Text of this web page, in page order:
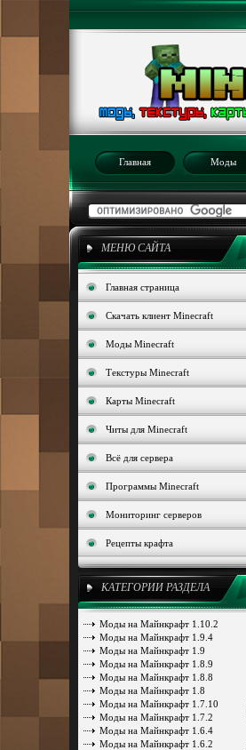
Главная Моды
МЕНЮ САЙТА
Главная страница
Скачать клиент Minecraft
Моды Minecraft
Текстуры Minecraft
Карты Minecraft
Читы для Minecraft
Всё для сервера
Программы Minecraft
Мониторинг серверов
Рецепты крафта
КАТЕГОРИИ РАЗДЕЛА
Моды на Майнкрафт 1.10.2
Моды на Майнкрафт 1.9.4
Моды на Майнкрафт 1.9
Моды на Майнкрафт 1.8.9
Моды на Майнкрафт 1.8.8
Моды на Майнкрафт 1.8
Моды на Майнкрафт 1.7.10
Моды на Майнкрафт 1.7.2
Моды на Майнкрафт 1.6.4
Моды на Майнкрафт 1.6.2